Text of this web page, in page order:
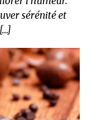
sérénité et